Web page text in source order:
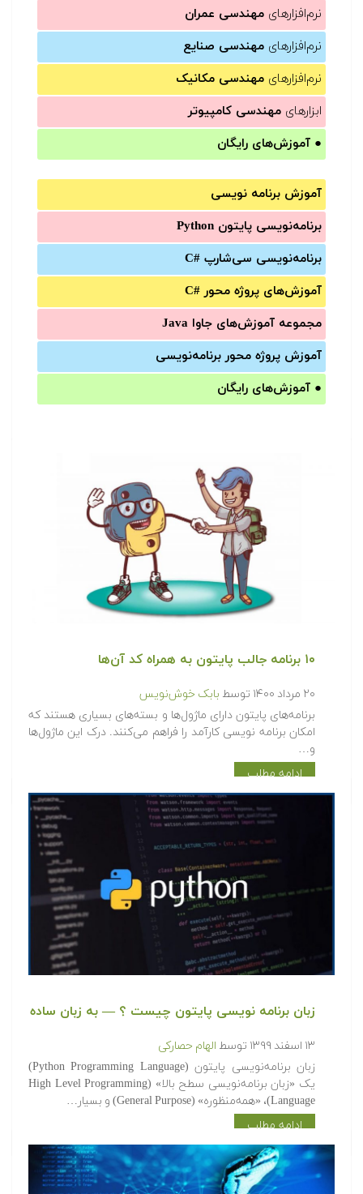
نرم‌افزارهای مهندسی عمران
نرم‌افزارهای مهندسی صنایع
نرم‌افزارهای مهندسی مکانیک
ابزارهای مهندسی کامپیوتر
● آموزش‌های رایگان
آموزش برنامه نویسی
برنامه‌نویسی پایتون Python
برنامه‌‌نویسی سی‌شارپ C#‎
آموزش‌های پروژه محور #C
مجموعه آموزش‌های جاوا Java
آموزش‌ پروژه محور برنامه‌نویسی
● آموزش‌های رایگان
۱۰ برنامه جالب پایتون به همراه کد آن‌ها
۲۰ مرداد ۱۴۰۰ توسط بابک خوش‌نویس
برنامه‌های پایتون دارای ماژول‌ها و بسته‌های بسیاری هستند که
امکان برنامه نویسی کارآمد را فراهم می‌کنند. درک این ماژول‌ها
و…
ادامه مطلب
زبان برنامه نویسی پایتون چیست ؟ — به زبان ساده
۱۳ اسفند ۱۳۹۹ توسط الهام حصارکی
زبان برنامه‌نویسی پایتون (Python Programming Language)
یک «زبان برنامه‌نویسی سطح بالا» (High Level Programming
Language)، «همه‌منظوره» (General Purpose) و بسیار…
ادامه مطلب